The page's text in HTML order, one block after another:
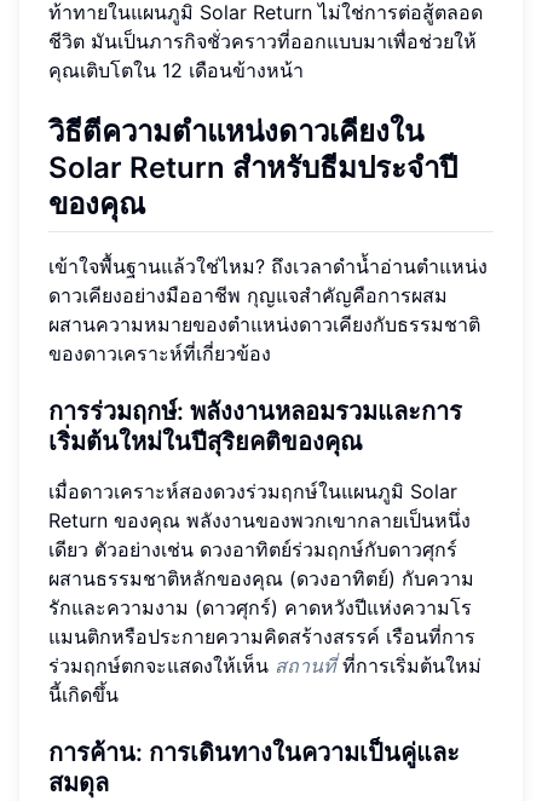
ท้าทายในแผนภูมิ Solar Return ไม่ใช่การต่อสู้ตลอด
ชีวิต มันเป็นภารกิจชั่วคราวที่ออกแบบมาเพื่อช่วยให้
คุณเติบโตใน 12 เดือนข้างหน้า
วิธีตีความตำแหน่งดาวเคียงใน
Solar Return สำหรับธีมประจำปี
ของคุณ
เข้าใจพื้นฐานแล้วใช่ไหม? ถึงเวลาดำน้ำอ่านตำแหน่ง
ดาวเคียงอย่างมืออาชีพ กุญแจสำคัญคือการผสม
ผสานความหมายของตำแหน่งดาวเคียงกับธรรมชาติ
ของดาวเคราะห์ที่เกี่ยวข้อง
การร่วมฤกษ์: พลังงานหลอมรวมและการ
เริ่มต้นใหม่ในปีสุริยคติของคุณ
เมื่อดาวเคราะห์สองดวงร่วมฤกษ์ในแผนภูมิ Solar
Return ของคุณ พลังงานของพวกเขากลายเป็นหนึ่ง
เดียว ตัวอย่างเช่น ดวงอาทิตย์ร่วมฤกษ์กับดาวศุกร์
ผสานธรรมชาติหลักของคุณ (ดวงอาทิตย์) กับความ
รักและความงาม (ดาวศุกร์) คาดหวังปีแห่งความโร
แมนติกหรือประกายความคิดสร้างสรรค์ เรือนที่การ
ร่วมฤกษ์ตกจะแสดงให้เห็น สถานที่ที่การเริ่มต้นใหม่
นี้เกิดขึ้น
การค้าน: การเดินทางในความเป็นคู่และ
สมดุล